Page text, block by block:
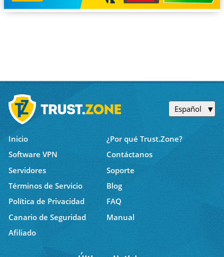
Español
Inicio
¿Por qué Trust.Zone?
Software VPN
Contáctanos
Servidores
Soporte
Términos de Servicio
Blog
Política de Privacidad
FAQ
Canario de Seguridad
Manual
Afiliado